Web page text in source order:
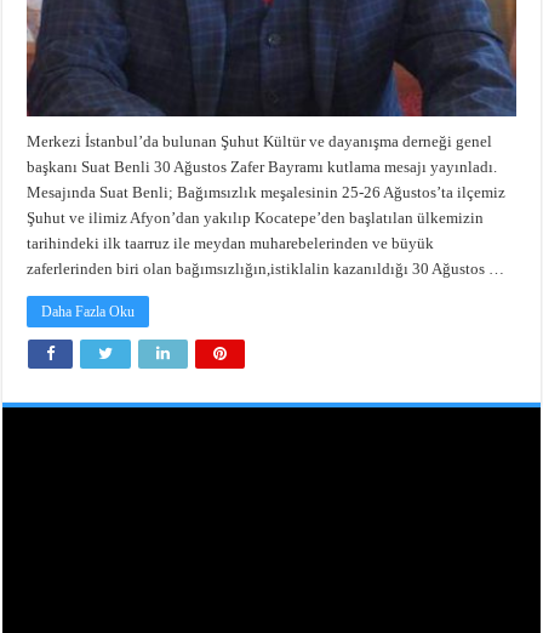
Merkezi İstanbul’da bulunan Şuhut Kültür ve dayanışma derneği genel
başkanı Suat Benli 30 Ağustos Zafer Bayramı kutlama mesajı yayınladı.
Mesajında Suat Benli; Bağımsızlık meşalesinin 25-26 Ağustos’ta ilçemiz
Şuhut ve ilimiz Afyon’dan yakılıp Kocatepe’den başlatılan ülkemizin
tarihindeki ilk taarruz ile meydan muharebelerinden ve büyük
zaferlerinden biri olan bağımsızlığın,istiklalin kazanıldığı 30 Ağustos …
Daha Fazla Oku